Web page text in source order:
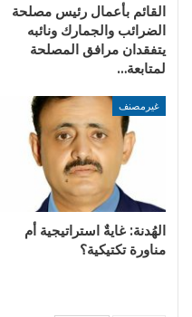
القائم بأعمال رئيس مصلحة
الضرائب والجمارك ونائبه
يتفقدان مرافق المصلحة
لمتابعة…
غيرمصنف
الهُدنة: غايةٌ استراتيجية أم
مناورة تكتيكية؟